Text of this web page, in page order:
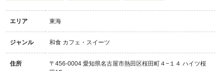
エリア 東海
ジャンル 和食 カフェ・スイーツ
住所
〒456-0004 愛知県名古屋市熱田区桜田町４−１４ ハイツ桜